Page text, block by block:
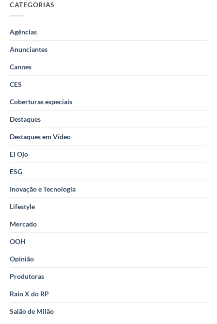
CATEGORIAS
Agências
Anunciantes
Cannes
CES
Coberturas especiais
Destaques
Destaques em Vídeo
El Ojo
ESG
Inovação e Tecnologia
Lifestyle
Mercado
OOH
Opinião
Produtoras
Raio X do RP
Salão de Milão